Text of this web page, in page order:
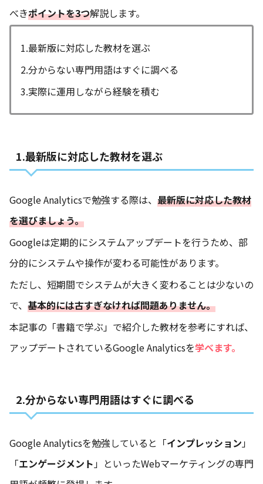
べきポイントを3つ解説します。
1.最新版に対応した教材を選ぶ
2.分からない専門用語はすぐに調べる
3.実際に運用しながら経験を積む
1.最新版に対応した教材を選ぶ
Google Analyticsで勉強する際は、 最新版に対応した教材
を選びましょう。
Googleは定期的にシステムアップデートを行うため、部
分的にシステムや操作が変わる可能性があります。
ただし、短期間でシステムが大きく変わることは少ないの
で、 基本的には古すぎなければ問題ありません。
本記事の「書籍で学ぶ」で紹介した教材を参考にすれば、
アップデートされているGoogle Analyticsを学べます。
2.分からない専門用語はすぐに調べる
Google Analyticsを勉強していると「インプレッション」
「エンゲージメント」といったWebマーケティングの専門